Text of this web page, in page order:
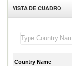
VISTA DE CUADRO
Country Name